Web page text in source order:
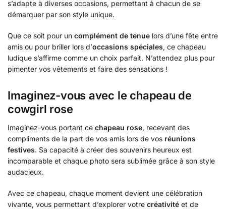
s’adapte à diverses occasions, permettant à chacun de se
démarquer par son style unique.
Que ce soit pour un complément de tenue lors d’une fête entre
amis ou pour briller lors d’occasions spéciales, ce chapeau
ludique s’affirme comme un choix parfait. N’attendez plus pour
pimenter vos vêtements et faire des sensations !
Imaginez-vous avec le chapeau de
cowgirl rose
Imaginez-vous portant ce chapeau rose, recevant des
compliments de la part de vos amis lors de vos réunions
festives. Sa capacité à créer des souvenirs heureux est
incomparable et chaque photo sera sublimée grâce à son style
audacieux.
Avec ce chapeau, chaque moment devient une célébration
vivante, vous permettant d’explorer votre créativité et de